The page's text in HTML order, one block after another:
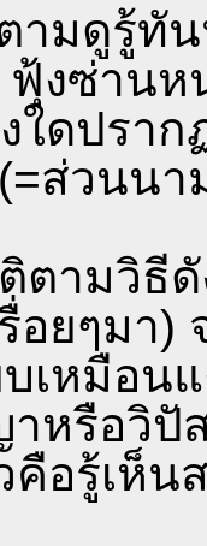
ามดูรู้ทั
งซ่านห
ใดปรา
ส่วนนา
ตามวิธีดั
รื่อยๆมา
บเหมือน
หรือวิปั
คือรู้เห็น